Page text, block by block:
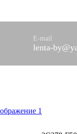
E-mail
lenta-
ХБ